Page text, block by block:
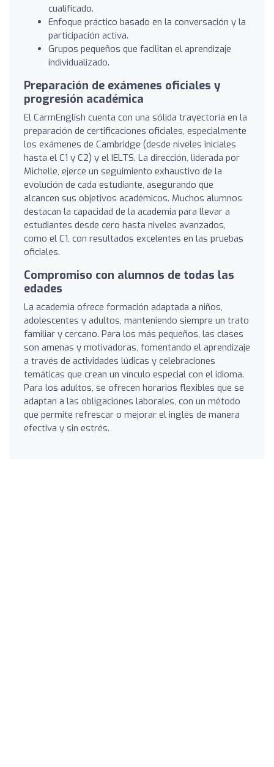
cualificado.
Enfoque práctico basado en la conversación y la
participación activa.
Grupos pequeños que facilitan el aprendizaje
individualizado.
Preparación de exámenes oficiales y
progresión académica
El CarmEnglish cuenta con una sólida trayectoria en la
preparación de certificaciones oficiales, especialmente
los exámenes de Cambridge (desde niveles iniciales
hasta el C1 y C2) y el IELTS. La dirección, liderada por
Michelle, ejerce un seguimiento exhaustivo de la
evolución de cada estudiante, asegurando que
alcancen sus objetivos académicos. Muchos alumnos
destacan la capacidad de la academia para llevar a
estudiantes desde cero hasta niveles avanzados,
como el C1, con resultados excelentes en las pruebas
oficiales.
Compromiso con alumnos de todas las
edades
La academia ofrece formación adaptada a niños,
adolescentes y adultos, manteniendo siempre un trato
familiar y cercano. Para los más pequeños, las clases
son amenas y motivadoras, fomentando el aprendizaje
a través de actividades lúdicas y celebraciones
temáticas que crean un vínculo especial con el idioma.
Para los adultos, se ofrecen horarios flexibles que se
adaptan a las obligaciones laborales, con un método
que permite refrescar o mejorar el inglés de manera
efectiva y sin estrés.